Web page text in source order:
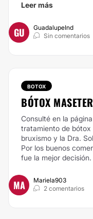
Leer más
GU
GuadalupeInd
Sin comentarios
BOTOX
BÓTOX
Consulté en la
tratamiento de bótox
bruxismo y la Dra.
Por los buenos
fue la mejor
MA
Mariela903
2 comentarios